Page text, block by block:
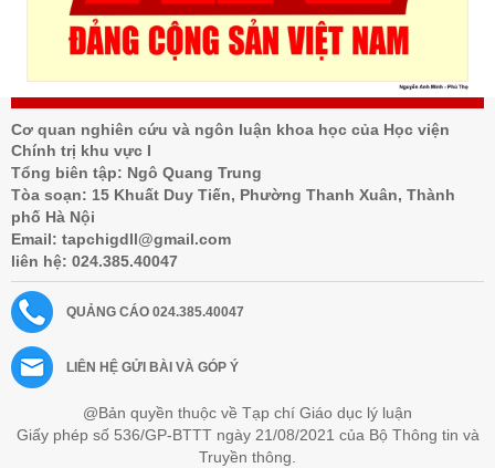
Cơ quan nghiên cứu và ngôn luận khoa học của Học viện
Chính trị khu vực I
Tổng biên tập: Ngô Quang Trung
Tòa soạn: 15 Khuất Duy Tiến, Phường Thanh Xuân, Thành
phố Hà Nội
Email: tapchigdll@gmail.com
liên hệ: 024.385.40047
QUẢNG CÁO 024.385.40047
LIÊN HỆ GỬI BÀI VÀ GÓP Ý
@Bản quyền thuộc về Tạp chí Giáo dục lý luận
Giấy phép số 536/GP-BTTT ngày 21/08/2021 của Bộ Thông tin và
Truyền thông.